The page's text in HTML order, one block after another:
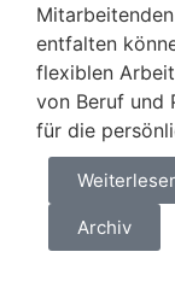
entfalten
flexiblen
von Beruf und
für die
Archiv